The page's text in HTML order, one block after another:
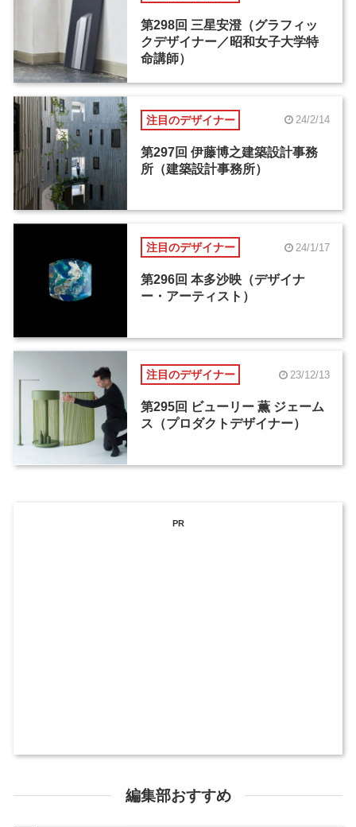
第298回 三星安澄（グラフィッ
クデザイナー／昭和女子大学特
命講師）
注目のデザイナー 24/2/14
第297回 伊藤博之建築設計事務
所（建築設計事務所）
注目のデザイナー 24/1/17
第296回 本多沙映（デザイナ
ー・アーティスト）
注目のデザイナー 23/12/13
第295回 ビューリー 薫 ジェーム
ス（プロダクトデザイナー）
PR
編集部おすすめ